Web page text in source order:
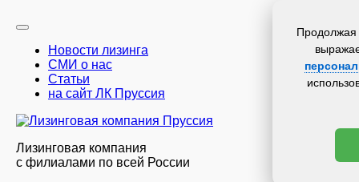
Новости лизинга
СМИ о нас
Статьи
на сайт ЛК Пруссия
Лизинговая компания
с филиалами по всей России
Продолжая